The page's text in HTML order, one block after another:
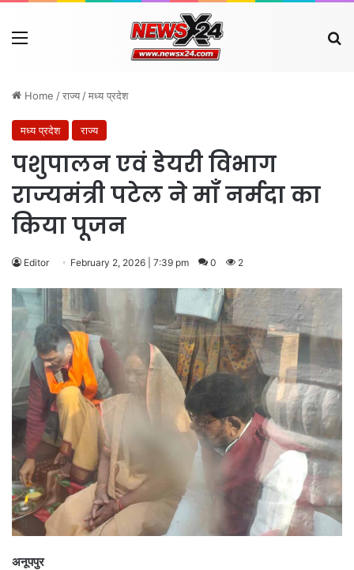
Menu
Home /राज्य /मध्य प्रदेश
मध्य प्रदेश राज्य
पशुपालन एवं डेयरी विभाग
राज्यमंत्री पटेल ने माँ नर्मदा का
किया पूजन
Editor February 2, 2026 | 7:39 pm 0 2
अनूपपुर